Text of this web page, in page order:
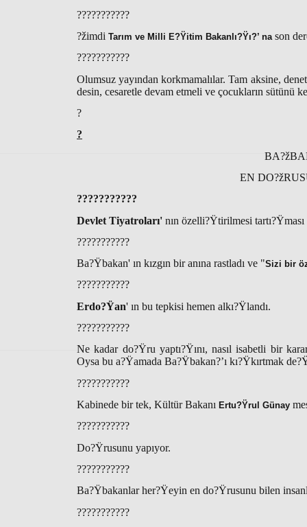
???????????
?žimdi Tarım ve Milli E?Ÿitim Bakanlı?Ÿı?’ na son
???????????
Olumsuz yayından korkmamalılar. Tam aksine,
desin, cesaretle devam etmeli ve çocukların sütünü
?
?
EN
???????????
Devlet Tiyatroları' nın özelli?Ÿtirilmesi
???????????
Ba?Ÿbakan' ın kızgın bir anına rastladı ve "Sizi bir
???????????
Erdo?Ÿan' ın bu tepkisi hemen alkı?Ÿlandı.
???????????
Ne kadar do?Ÿru yaptı?Ÿını, nasıl isabetli bir
Oysa bu a?Ÿamada Ba?Ÿbakan?’ı kı?Ÿkırtmak
???????????
Kabinede bir tek, Kültür Bakanı Ertu?Ÿrul Günay
???????????
Do?Ÿrusunu yapıyor.
???????????
Ba?Ÿbakanlar her?Ÿeyin en do?Ÿrusunu bilen
???????????